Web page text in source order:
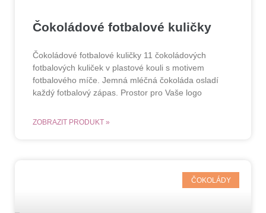
Čokoládové fotbalové kuličky
Čokoládové fotbalové kuličky 11 čokoládových
fotbalových kuliček v plastové kouli s motivem
fotbalového míče. Jemná mléčná čokoláda osladí
každý fotbalový zápas. Prostor pro Vaše logo
ZOBRAZIT PRODUKT »
ČOKOLÁDY